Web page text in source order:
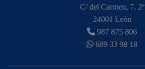
C/ del Carmen, 7, 2º
24001 León
987 875 806
609 33 98 18